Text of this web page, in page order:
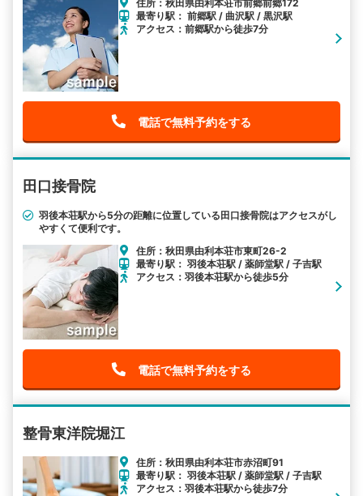
住所：秋田県由利本荘市前郷前郷172
最寄り駅： 前郷駅 / 曲沢駅 / 黒沢駅
アクセス：前郷駅から徒歩7分
電話で無料予約をする
田口接骨院
羽後本荘駅から5分の距離に位置している田口接骨院はアクセスがし
やすくて便利です。
住所：秋田県由利本荘市東町26-2
最寄り駅： 羽後本荘駅 / 薬師堂駅 / 子吉駅
アクセス：羽後本荘駅から徒歩5分
電話で無料予約をする
整骨東洋院堀江
住所：秋田県由利本荘市赤沼町91
最寄り駅： 羽後本荘駅 / 薬師堂駅 / 子吉駅
アクセス：羽後本荘駅から徒歩7分